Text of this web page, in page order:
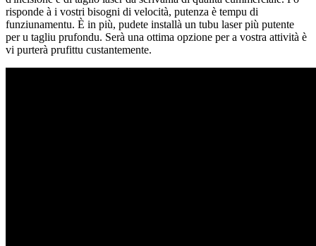
risponde à i vostri bisogni di velocità, putenza è tempu di
funziunamentu. È in più, pudete installà un tubu laser più putente
per u tagliu prufondu. Serà una ottima opzione per a vostra attività è
vi purterà prufittu custantemente.